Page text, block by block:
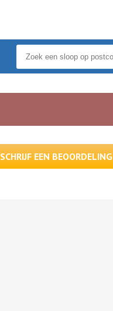
SCHRIJF EEN BEOORDELING